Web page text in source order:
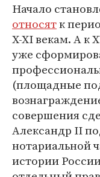
Начало
относятк
X-XI векам. А к
уже
(площадные
совершения
Александр II
нотариальной
истории